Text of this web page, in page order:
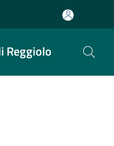
Reggiolo